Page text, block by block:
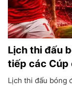
Lịch thi đấu
tiếp các Cúp
Lịch thi đấu bóng